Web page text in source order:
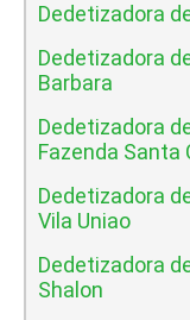
Dedetizadora
Dedetizadora
Barbara
Dedetizadora
Fazenda Santa
Dedetizadora
Vila Uniao
Dedetizadora
Shalon